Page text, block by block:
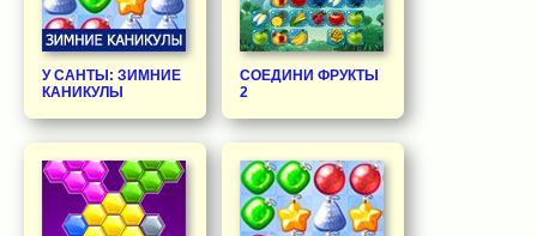
У САНТЫ: ЗИМНИЕ
КАНИКУЛЫ
СОЕДИНИ ФРУКТЫ
2